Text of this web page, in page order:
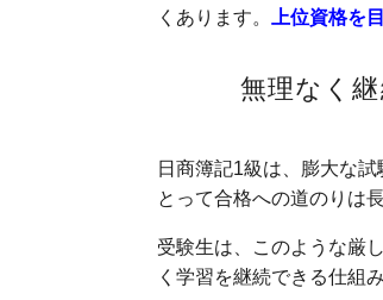
くあります。
上位資格を
無理なく
日商簿記1級は、膨大な
とって合格への道のりは
受験生は、このような厳
く学習を継続できる仕組